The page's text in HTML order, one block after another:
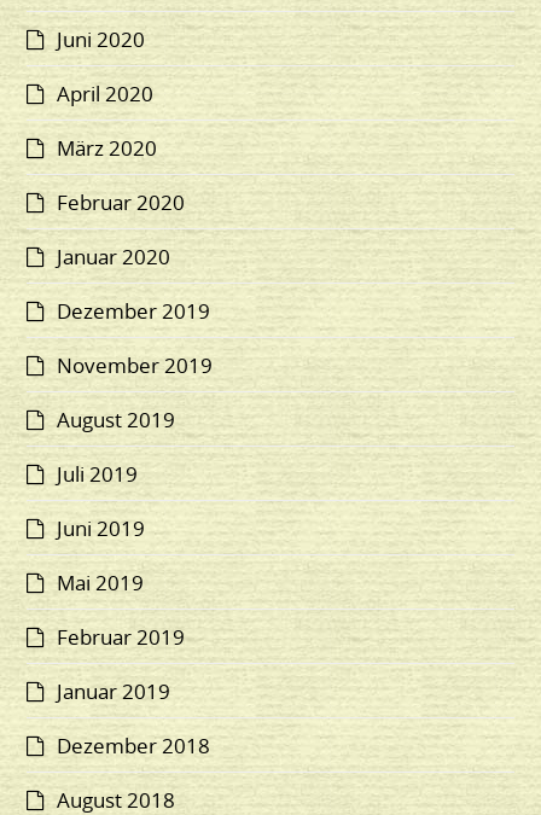
Juni 2020
April 2020
März 2020
Februar 2020
Januar 2020
Dezember 2019
November 2019
August 2019
Juli 2019
Juni 2019
Mai 2019
Februar 2019
Januar 2019
Dezember 2018
August 2018